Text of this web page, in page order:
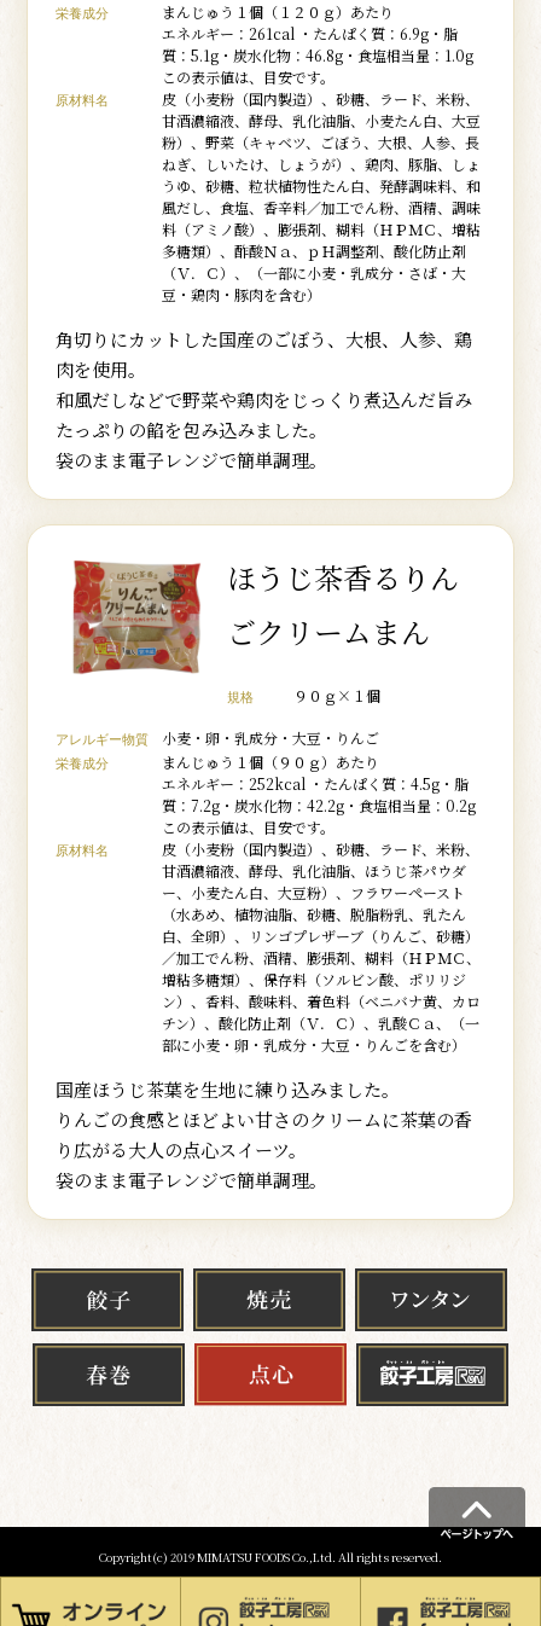
栄養成分
まんじゅう１個（１２０ｇ）あたり
エネルギー：261cal ・たんぱく質：6.9g・脂
質：5.1g・炭水化物：46.8g・食塩相当量：1.0g
この表示値は、目安です。
原材料名
皮（小麦粉（国内製造）、砂糖、ラード、米粉、
甘酒濃縮液、酵母、乳化油脂、小麦たん白、大豆
粉）、野菜（キャベツ、ごぼう、大根、人参、長
ねぎ、しいたけ、しょうが）、鶏肉、豚脂、しょ
うゆ、砂糖、粒状植物性たん白、発酵調味料、和
風だし、食塩、香辛料／加工でん粉、酒精、調味
料（アミノ酸）、膨張剤、糊料（ＨＰＭＣ、増粘
多糖類）、酢酸Ｎａ、ｐＨ調整剤、酸化防止剤
（Ｖ．Ｃ）、（一部に小麦・乳成分・さば・大
豆・鶏肉・豚肉を含む）
角切りにカットした国産のごぼう、大根、人参、鶏
肉を使用。
和風だしなどで野菜や鶏肉をじっくり煮込んだ旨み
たっぷりの餡を包み込みました。
袋のまま電子レンジで簡単調理。
ほうじ茶香るりん
ごクリームまん
規格 ９０ｇ×１個
アレルギー物質 小麦・卵・乳成分・大豆・りんご
栄養成分
まんじゅう１個（９０ｇ）あたり
エネルギー：252kcal ・たんぱく質：4.5g・脂
質：7.2g・炭水化物：42.2g・食塩相当量：0.2g
この表示値は、目安です。
原材料名
皮（小麦粉（国内製造）、砂糖、ラード、米粉、
甘酒濃縮液、酵母、乳化油脂、ほうじ茶パウダ
ー、小麦たん白、大豆粉）、フラワーペースト
（水あめ、植物油脂、砂糖、脱脂粉乳、乳たん
白、全卵）、リンゴプレザーブ（りんご、砂糖）
／加工でん粉、酒精、膨張剤、糊料（ＨＰＭＣ、
増粘多糖類）、保存料（ソルビン酸、ポリリジ
ン）、香料、酸味料、着色料（ベニバナ黄、カロ
チン）、酸化防止剤（Ｖ．Ｃ）、乳酸Ｃａ、（一
部に小麦・卵・乳成分・大豆・りんごを含む）
国産ほうじ茶葉を生地に練り込みました。
りんごの食感とほどよい甘さのクリームに茶葉の香
り広がる大人の点心スイーツ。
袋のまま電子レンジで簡単調理。
Copyright(c) 2019 MIMATSU FOODS Co.,Ltd. All rights reserved.